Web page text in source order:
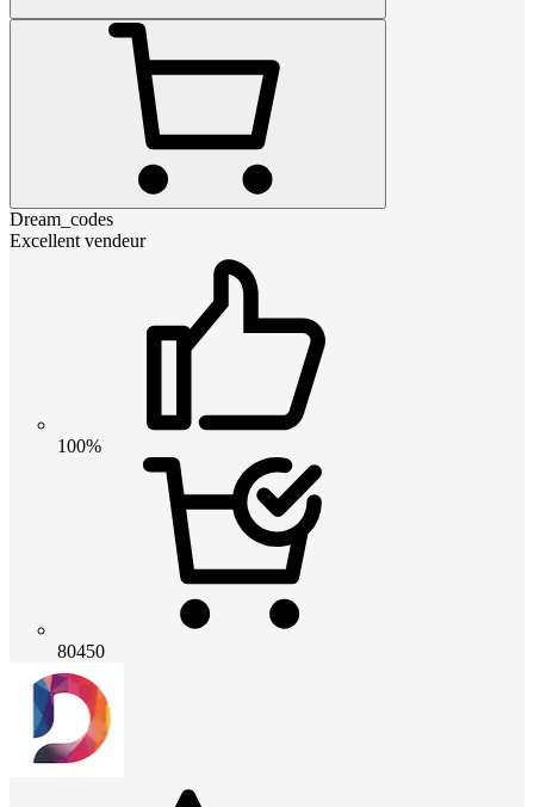
Dream_codes
Excellent vendeur
100%
80450